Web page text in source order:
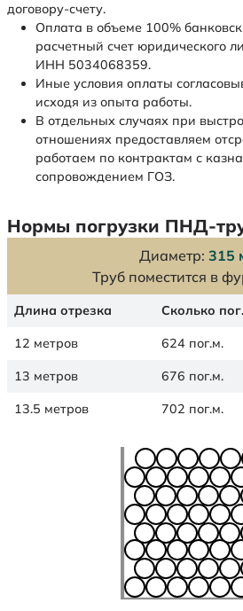
договору-счету.
Оплата в объеме 100%
расчетный счет юридического
ИНН 5034068359.
Иные условия оплаты
исходя из опыта работы.
В отдельных случаях при
отношениях предоставляем
работаем по контрактам с
сопровождением ГОЗ.
Нормы погрузки ПНД-
Диаметр: 315
Труб поместится в
Длина отрезка Сколько
12 метров 624 пог.м.
13 метров 676 пог.м.
13.5 метров 702 пог.м.